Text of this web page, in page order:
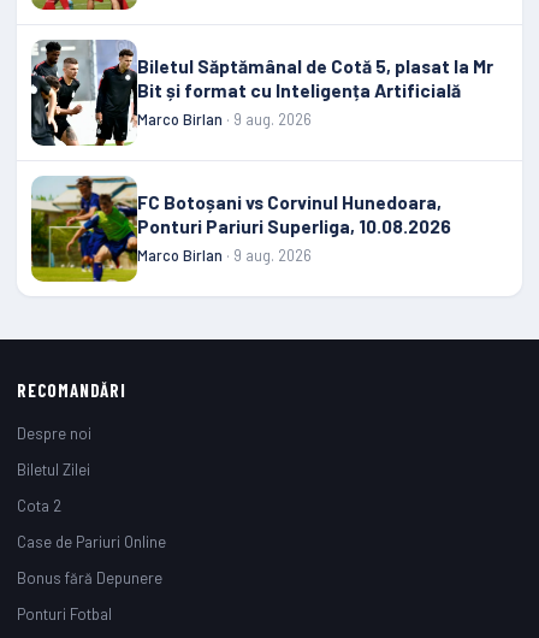
Biletul Săptămânal de Cotă 5, plasat la Mr
Bit și format cu Inteligența Artificială
Marco Birlan · 9 aug. 2026
FC Botoșani vs Corvinul Hunedoara,
Ponturi Pariuri Superliga, 10.08.2026
Marco Birlan · 9 aug. 2026
RECOMANDĂRI
Despre noi
Biletul Zilei
Cota 2
Case de Pariuri Online
Bonus fără Depunere
Ponturi Fotbal